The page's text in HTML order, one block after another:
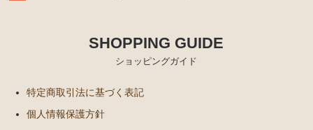
SHOPPING GUIDE
ショッピングガイド
特定商取引法に基づく表記
個人情報保護方針